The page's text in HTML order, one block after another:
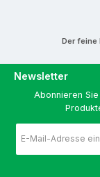
Der feine
Newsletter
Abonnieren
Mail-
*